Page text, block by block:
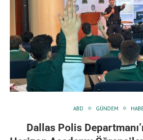
ABD GÜNDEM
Dallas Polis